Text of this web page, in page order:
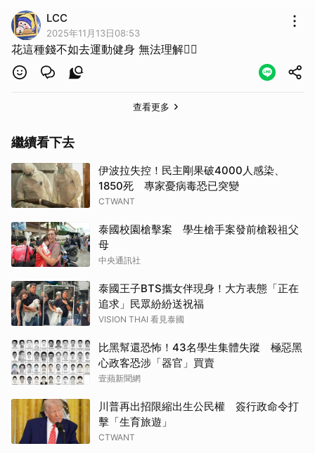
LCC
2025年11月13日08:53
花這種錢不如去運動健身 無法理解🤷‍♀️
查看更多
繼續看下去
伊波拉失控！民主剛果破4000人感染、
1850死 專家憂病毒恐已突變
CTWANT
泰國校園槍擊案 學生槍手案發前槍殺祖父
母
中央通訊社
泰國王子BTS攜女伴現身！大方表態「正在
追求」民眾紛紛送祝福
VISION THAI 看見泰國
比黑幫還恐怖！43名學生集體失蹤 極惡黑
心政客恐涉「器官」買賣
壹蘋新聞網
川普再出招限縮出生公民權 簽行政命令打
擊「生育旅遊」
CTWANT